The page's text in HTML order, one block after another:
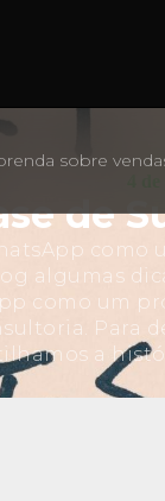
sobre
4
de
como
algumas
como um
Para
a